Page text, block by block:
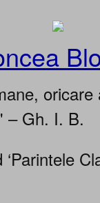
– Gh. I. B.